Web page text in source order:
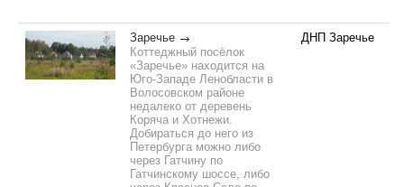
Заречье
Коттеджный посёлок
«Заречье» находится на
Юго-Западе Ленобласти в
Волосовском районе
недалеко от деревень
Коряча и Хотнежи.
Добираться до него из
Петербурга можно либо
через Гатчину по
Гатчинскому шоссе, либо
ДНП Заречье